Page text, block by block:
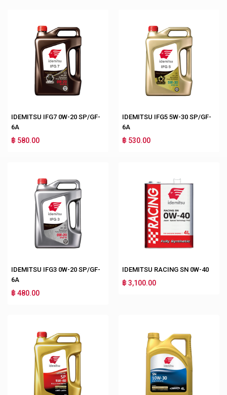
IDEMITSU IFG7 0W-20 SP/GF-
6A
฿ 580.00
IDEMITSU IFG5 5W-30 SP/GF-
6A
฿ 530.00
IDEMITSU IFG3 0W-20 SP/GF-
6A
฿ 480.00
IDEMITSU RACING SN 0W-40
฿ 3,100.00